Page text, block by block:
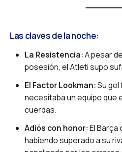
Las claves de la noche:
La Resistencia:A pesar
posesión, el Atleti supo
El Factor Lookman:Su gol
necesitaba un equipo que
cuerdas.
Adiós con honor:El Barça
habiendo superado a su